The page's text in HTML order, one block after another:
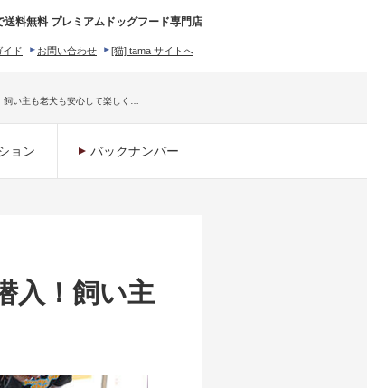
送料無料 プレミアムドッグフード専門店
[猫] tama サイトへ
お問い合わせ
イド
飼い主も老犬も安心して楽しく…
ョン バックナンバー
入！飼い主